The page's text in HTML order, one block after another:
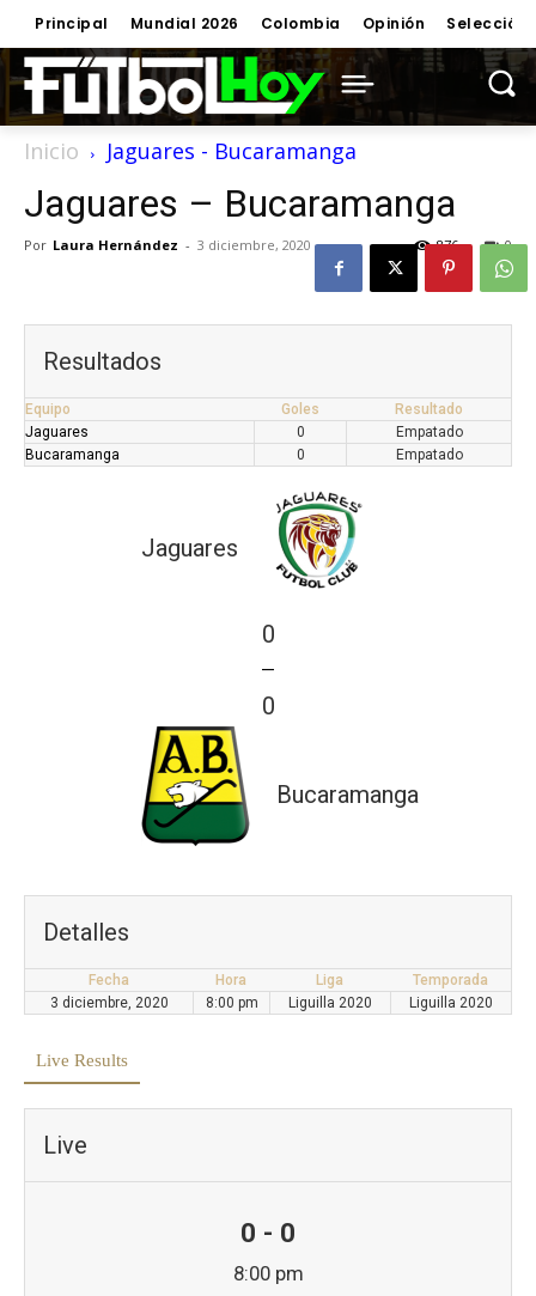
Principal Mundial 2026 Colombia Opinión Selección
Inicio Jaguares - Bucaramanga
Jaguares – Bucaramanga
Por Laura Hernández - 3 diciembre, 2020 0
876
Resultados
Equipo Goles
Resultado
Jaguares
0
Empatado
Bucaramanga
0 Empatado
Jaguares
0
—
0
Bucaramanga
Detalles
Fecha Hora Liga
Temporada
3 diciembre, 2020
8:00 pm Liguilla 2020 Liguilla 2020
Live Results
Live
0 - 0
8:00 pm